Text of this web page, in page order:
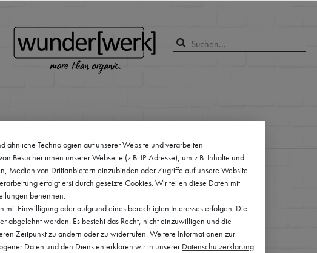
ähnliche Technologien auf unserer Website und verarbeiten
Besucher:innen unserer Webseite (z.B. IP-Adresse), um z.B. Inhalte und
Medien von Drittanbietern einzubinden oder Zugriffe auf unsere Website
erfolgt erst durch gesetzte Cookies. Wir teilen diese Daten mit
benennen.
mit Einwilligung oder aufgrund eines berechtigten Interesses erfolgen. Die
abgelehnt werden. Es besteht das Recht, nicht einzuwilligen und die
Zeitpunkt zu ändern oder zu widerrufen. Weitere Informationen zur
Daten und den Diensten erklären wir in unserer Daten­schutz­erklärung.